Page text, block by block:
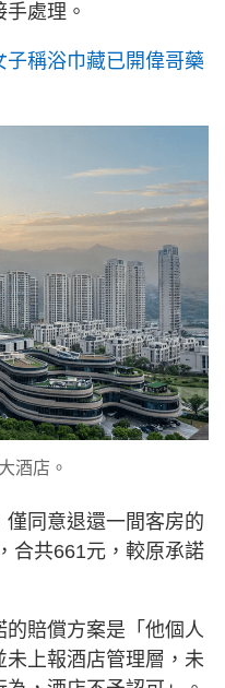
處理。
子稱浴巾藏已開偉哥藥
酒店。
同意退還一間客房的
合共661元，較原承諾
賠償方案是「他個人
上報酒店管理層，未